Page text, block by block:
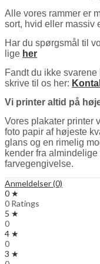
Alle vores rammer er
sort, hvid eller massiv
Har du spørgsmål til
lige her
Fandt du ikke
skrive til os her:
Vi printer altid på
Vores plakater printer
foto papir af højeste
glans og en rimelig
kender fra
farvegengivelse.
Anmeldelser (0)
0 ★
0 Ratings
5 ★
0
4 ★
0
3 ★